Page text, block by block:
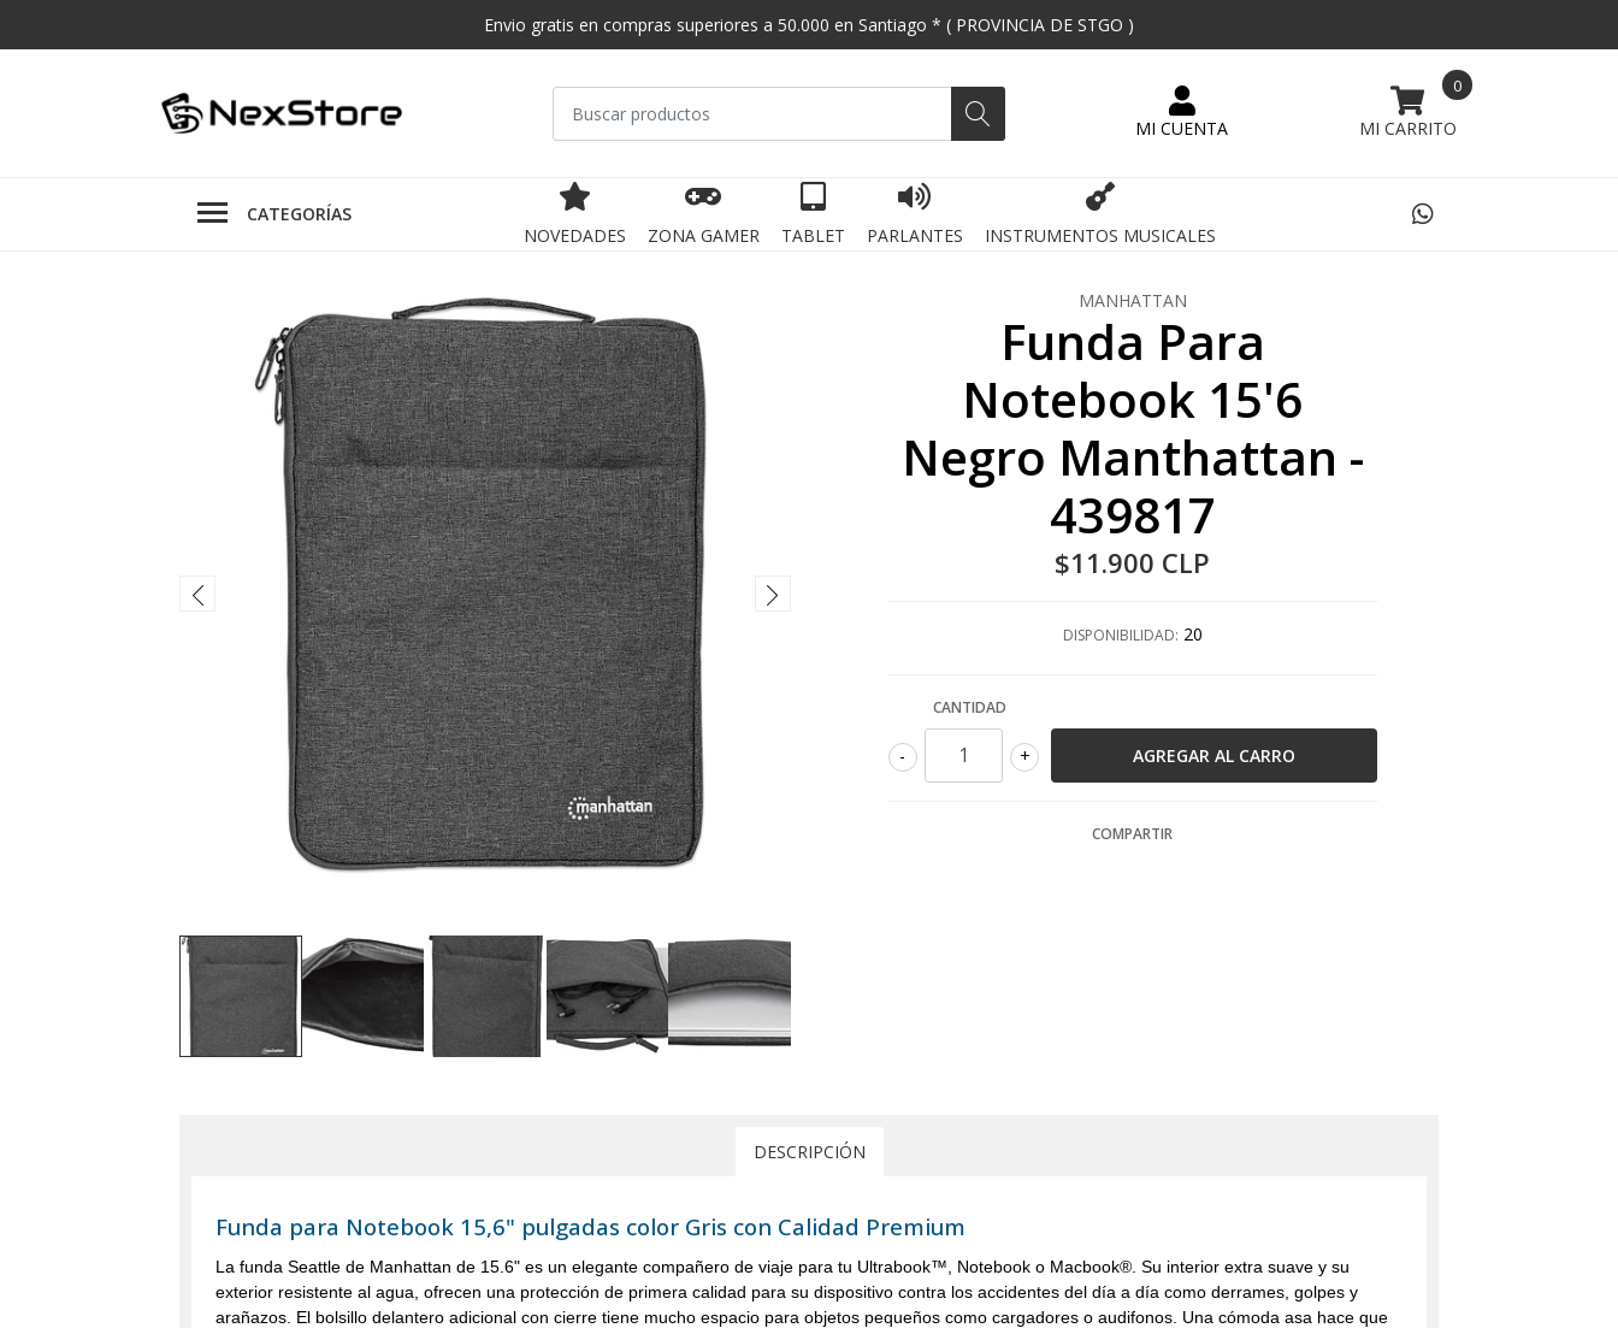
Envio gratis en compras superiores a 50.000 en Santiago * ( PROVINCIA DE STGO )
0
CATEGORÍAS
NOVEDADES
ZONA GAMER TABLET PARLANTES INSTRUMENTOS MUSICALES
MANHATTAN
Funda Para
Notebook 15'6
Negro Manthattan -
439817
$11.900 CLP
DISPONIBILIDAD: 20
CANTIDAD
+
-
COMPARTIR
DESCRIPCIÓN
Funda para Notebook 15,6" pulgadas color Gris con Calidad Premium
La funda Seattle de Manhattan de 15.6" es un elegante compañero de viaje para tu Ultrabook™, Notebook o Macbook®. Su interior extra suave y su
exterior resistente al agua, ofrecen una protección de primera calidad para su dispositivo contra los accidentes del día a día como derrames, golpes y
arañazos. El bolsillo delantero adicional con cierre tiene mucho espacio para objetos pequeños como cargadores o audifonos. Una cómoda asa hace que